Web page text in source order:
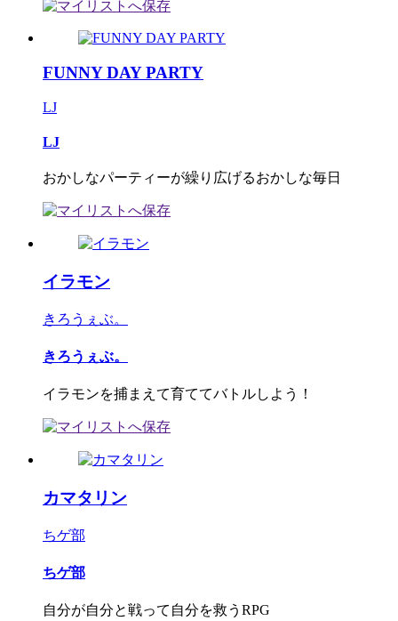
FUNNY DAY PARTY
LJ
LJ
おかしなパーティーが繰り広げるおかしな毎日
イラモン
きろうぇぶ。
きろうぇぶ。
イラモンを捕まえて育ててバトルしよう！
カマタリン
ちゲ部
ちゲ部
自分が自分と戦って自分を救うRPG